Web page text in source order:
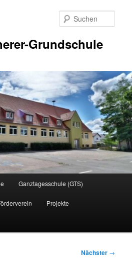
Grundschule
Ganztagesschule (GTS)
Projekte
Nächster →